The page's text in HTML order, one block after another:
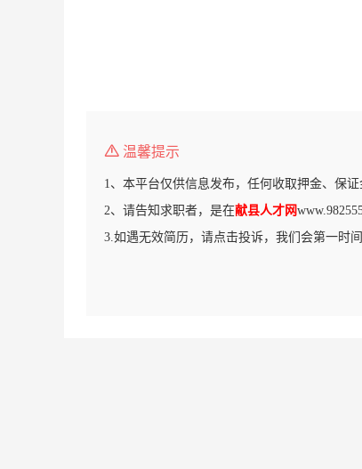
温馨提示
1、本平台仅供信息发布，任何收取押金、保
2、请告知求职者，是在献县人才网
3.如遇无效简历，请点击投诉，我们会第一时